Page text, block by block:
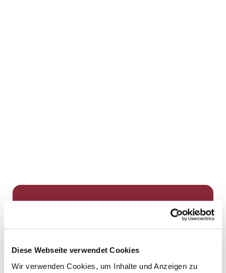
Diese Webseite verwendet Cookies
Wir verwenden Cookies, um Inhalte und Anzeigen zu
Dies könnte Sie auch
interessieren